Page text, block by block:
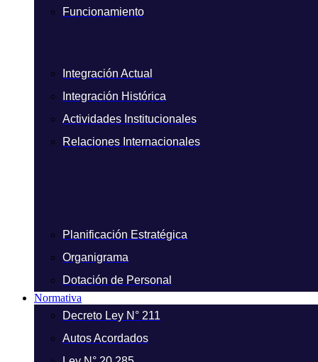
Funcionamiento
Integración Actual
Integración Histórica
Actividades Institucionales
Relaciones Internacionales
Planificación Estratégica
Organigrama
Dotación de Personal
Normativa
Decreto Ley N° 211
Autos Acordados